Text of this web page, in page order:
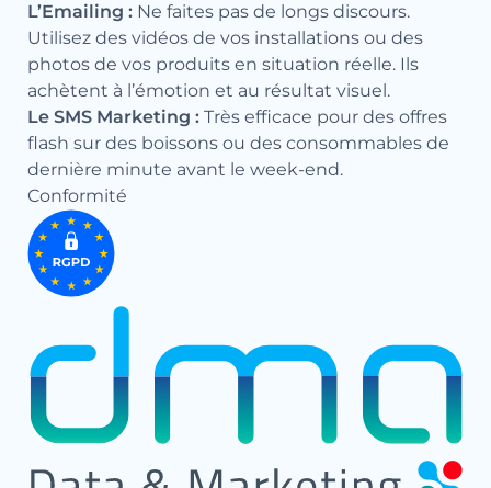
L’Emailing : Ne faites pas de longs discours.
Utilisez des vidéos de vos installations ou des
photos de vos produits en situation réelle. Ils
achètent à l’émotion et au résultat visuel.
Le SMS Marketing : Très efficace pour des offres
flash sur des boissons ou des consommables de
dernière minute avant le week-end.
Conformité